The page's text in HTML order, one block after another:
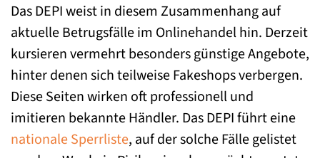
Das DEPI weist in diesem Zusammenhang auf
aktuelle Betrugsfälle im Onlinehandel hin. Derzeit
kursieren vermehrt besonders günstige Angebote,
hinter denen sich teilweise Fakeshops verbergen.
Diese Seiten wirken oft professionell und
imitieren bekannte Händler. Das DEPI führt eine
nationale Sperrliste, auf der solche Fälle gelistet